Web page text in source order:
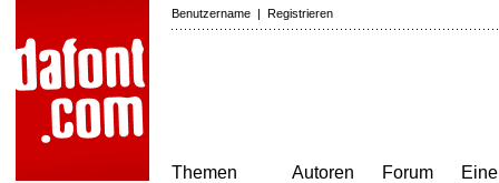
Benutzername | Registrieren
Themen
Autoren
Forum